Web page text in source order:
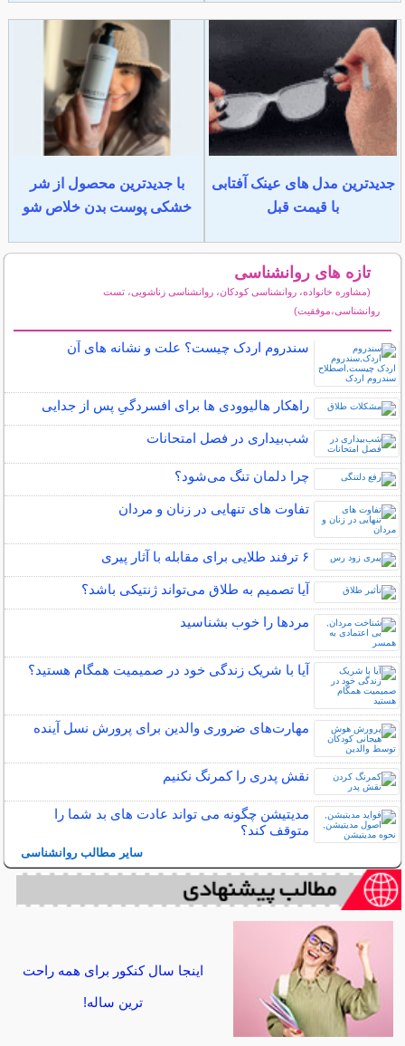
جدیدترین مدل های عینک آفتابی
با قیمت قبل
با جدیدترین محصول از شر
خشکی پوست بدن خلاص شو
تازه های روانشناسی
(مشاوره خانواده، روانشناسی کودکان، روانشناسی زناشویی، تست
روانشناسی،موفقیت)
سندروم اردک چیست؟ علت و نشانه های آن
راهکار هالیوودی ها برای افسردگیِ پس از جدایی
شب‌بیداری در فصل امتحانات
چرا دلمان تنگ می‌شود؟
تفاوت های تنهایی در زنان و مردان
۶ ترفند طلایی برای مقابله با آثار پیری
آیا تصمیم به طلاق می‌تواند ژنتیکی باشد؟
مردها را خوب بشناسید
آیا با شریک زندگی خود در صمیمیت همگام هستید؟
مهارت‌های ضروری والدین برای پرورش نسل آینده
نقش پدری را کمرنگ نکنیم
مدیتیشن چگونه می تواند عادت های بد شما را
متوقف کند؟
سایر مطالب روانشناسی
اینجا سال کنکور برای همه راحت
ترین ساله!